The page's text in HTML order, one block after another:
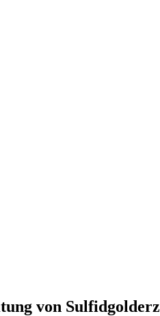
von Sulfidgolderz